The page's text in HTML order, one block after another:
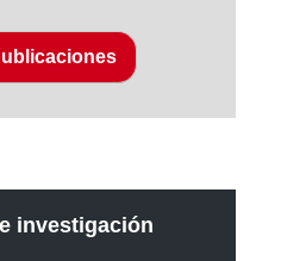
investigación